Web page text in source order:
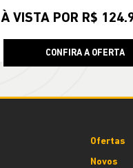
À VISTA POR R$
CONFIRA A OFERTA
Ofertas
Novos